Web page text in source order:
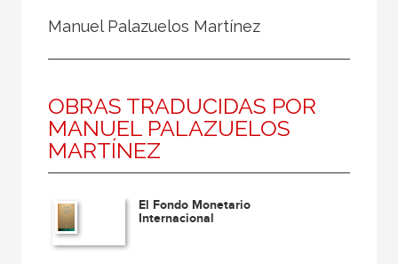
Ilustrador
Ilustradora
Traductor
Manuel Palazuelos Martínez
OBRAS TRADUCIDAS POR
MANUEL PALAZUELOS
MARTÍNEZ
El Fondo Monetario
Internacional